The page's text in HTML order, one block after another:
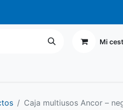
de
Mi
Caja multiusos Ancor –